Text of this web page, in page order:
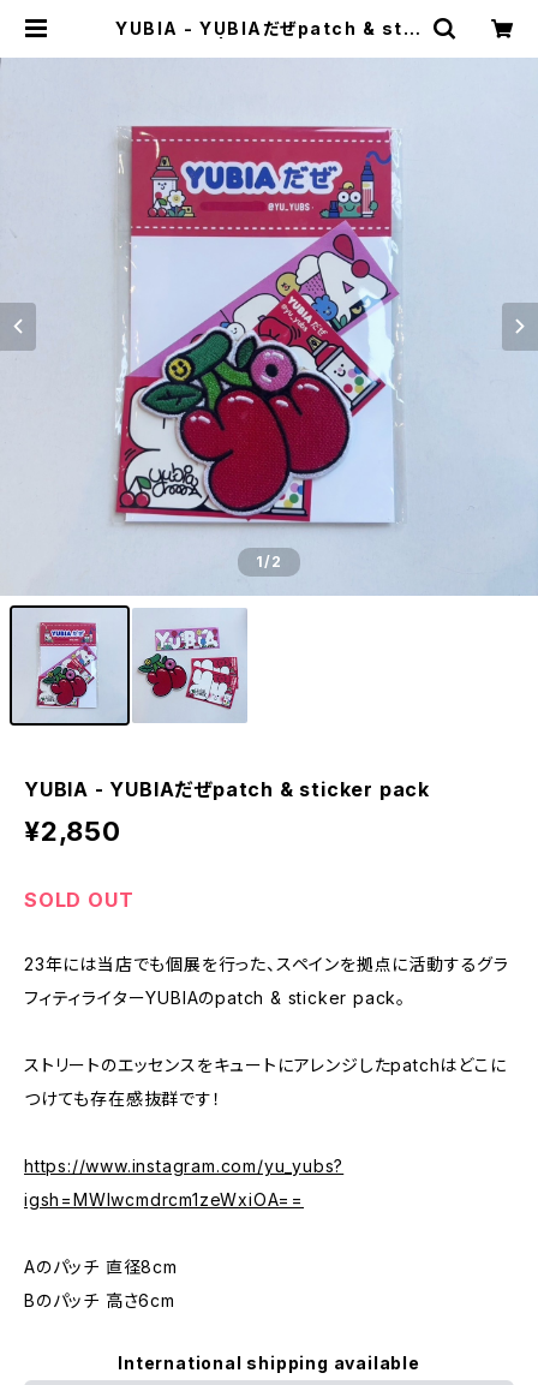
YUBIA - YUBIAだぜpatch & stic
1/2
YUBIA - YUBIAだぜpatch & sticker pack
¥2,850
SOLD OUT
23年には当店でも個展を行った、スペインを拠点に活動するグラ
フィティライターYUBIAのpatch & sticker pack。
ストリートのエッセンスをキュートにアレンジしたpatchはどこに
つけても存在感抜群です！
https://www.instagram.com/yu_yubs?
igsh=MWIwcmdrcm1zeWxiOA==
Aのパッチ 直径8cm
Bのパッチ 高さ6cm
International shipping available